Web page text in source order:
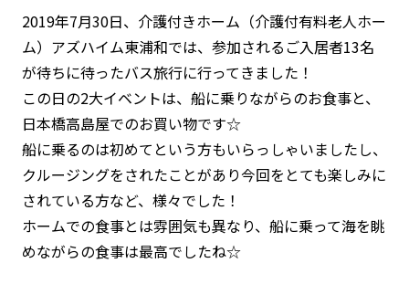
2019年7月30日、介護付きホーム（介護付有料老人ホー
ム）アズハイム東浦和では、参加されるご入居者13名
が待ちに待ったバス旅行に行ってきました！
この日の2大イベントは、船に乗りながらのお食事と、
日本橋高島屋でのお買い物です☆
船に乗るのは初めてという方もいらっしゃいましたし、
クルージングをされたことがあり今回をとても楽しみに
されている方など、様々でした！
ホームでの食事とは雰囲気も異なり、船に乗って海を眺
めながらの食事は最高でしたね☆